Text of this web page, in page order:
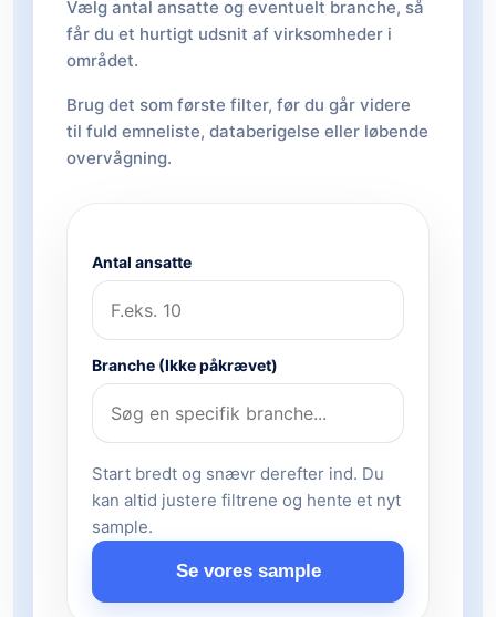
Vælg antal ansatte og eventuelt branche, så
får du et hurtigt udsnit af virksomheder i
området.
Brug det som første filter, før du går videre
til fuld emneliste, databerigelse eller løbende
overvågning.
Antal ansatte
Branche (Ikke påkrævet)
Start bredt og snævr derefter ind. Du
kan altid justere filtrene og hente et nyt
sample.
Se vores sample